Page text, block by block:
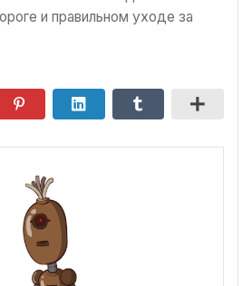
и правильном уходе за